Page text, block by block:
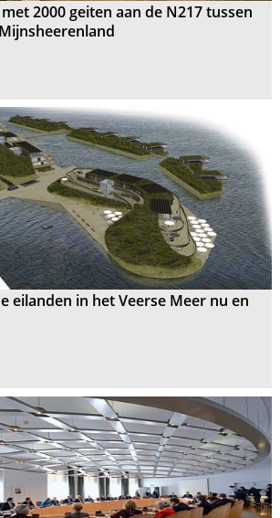
2000 geiten aan de N217 tussen
eilanden in het Veerse Meer nu en